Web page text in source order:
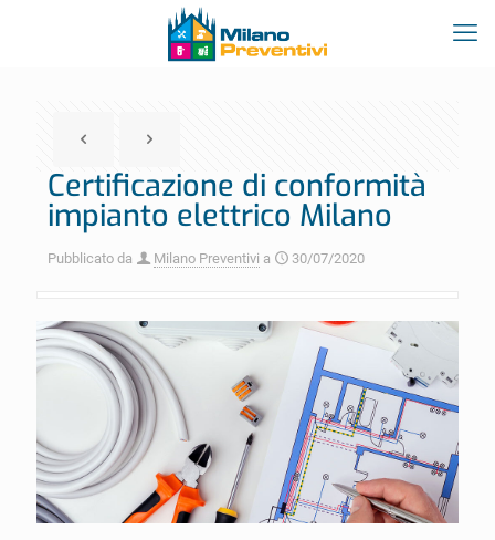
Certificazione di conformità
impianto elettrico Milano
Pubblicato da Milano Preventivi a 30/07/2020